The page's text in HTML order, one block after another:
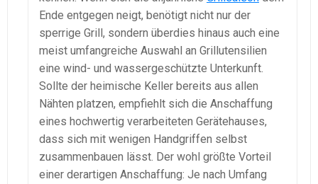
Ende entgegen neigt, benötigt nicht nur der
sperrige Grill, sondern überdies hinaus auch eine
meist umfangreiche Auswahl an Grillutensilien
eine wind- und wassergeschützte Unterkunft.
Sollte der heimische Keller bereits aus allen
Nähten platzen, empfiehlt sich die Anschaffung
eines hochwertig verarbeiteten Gerätehauses,
dass sich mit wenigen Handgriffen selbst
zusammenbauen lässt. Der wohl größte Vorteil
einer derartigen Anschaffung: Je nach Umfang